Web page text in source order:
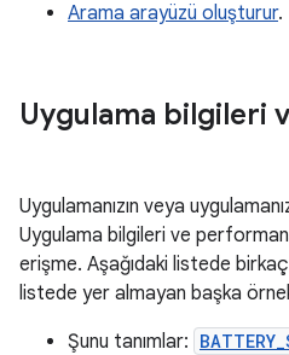
Arama arayüzü oluşturur.
Uygulama bilgileri
Uygulamanızın veya
Uygulama bilgileri ve
erişme. Aşağıdaki listede
listede yer almayan başka
Şunu tanımlar: